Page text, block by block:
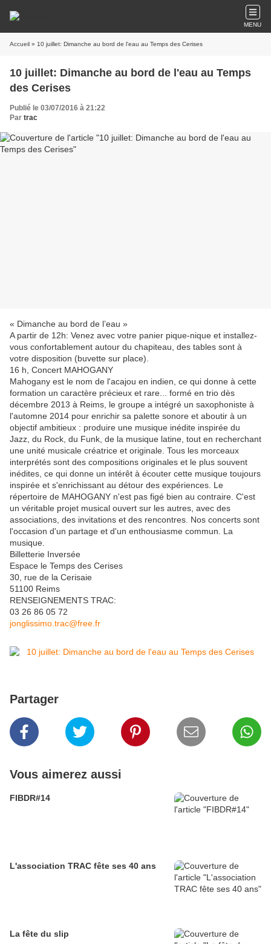
MENU
Accueil » 10 juillet: Dimanche au bord de l'eau au Temps des Cerises
10 juillet: Dimanche au bord de l'eau au Temps
des Cerises
Publié le 03/07/2016 à 21:22
Par trac
« Dimanche au bord de l’eau »
A partir de 12h: Venez avec votre panier pique-nique et installez-
vous confortablement autour du chapiteau, des tables sont à
votre disposition (buvette sur place).
16 h, Concert MAHOGANY
Mahogany est le nom de l'acajou en indien, ce qui donne à cette
formation un caractère précieux et rare... formé en trio dès
décembre 2013 à Reims, le groupe a intégré un saxophoniste à
l'automne 2014 pour enrichir sa palette sonore et aboutir à un
objectif ambitieux : produire une musique inédite inspirée du
Jazz, du Rock, du Funk, de la musique latine, tout en recherchant
une unité musicale créatrice et originale. Tous les morceaux
interprétés sont des compositions originales et le plus souvent
inédites, ce qui donne un intérêt à écouter cette musique toujours
inspirée et s'enrichissant au détour des expériences. Le
répertoire de MAHOGANY n'est pas figé bien au contraire. C'est
un véritable projet musical ouvert sur les autres, avec des
associations, des invitations et des rencontres. Nos concerts sont
l'occasion d'un partage et d'un enthousiasme commun. La
musique.
Billetterie Inversée
Espace le Temps des Cerises
30, rue de la Cerisaie
51100 Reims
RENSEIGNEMENTS TRAC:
03 26 86 05 72
jonglissimo.trac@free.fr
Partager
Vous aimerez aussi
FIBDR#14
L'association TRAC fête ses 40 ans
La fête du slip